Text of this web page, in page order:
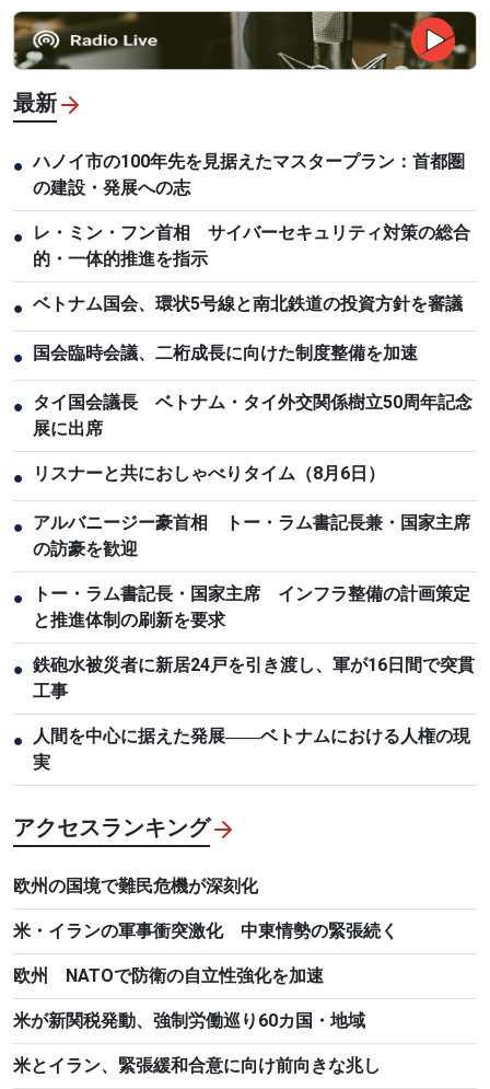
最新
● ハノイ市の100年先を見据えたマスタープラン：首都圏
の建設・発展への志
●
レ・ミン・フン首相 サイバーセキュリティ対策の総合
的・一体的推進を指示
● ベトナム国会、環状5号線と南北鉄道の投資方針を審議
● 国会臨時会議、二桁成長に向けた制度整備を加速
● タイ国会議長 ベトナム・タイ外交関係樹立50周年記念
展に出席
● リスナーと共におしゃべりタイム（8月6日）
● アルバニージー豪首相 トー・ラム書記長兼・国家主席
の訪豪を歓迎
●
トー・ラム書記長・国家主席 インフラ整備の計画策定
と推進体制の刷新を要求
● 鉄砲水被災者に新居24戸を引き渡し、軍が16日間で突貫
工事
●
人間を中心に据えた発展――ベトナムにおける人権の現
実
アクセスランキング
欧州の国境で難民危機が深刻化
米・イランの軍事衝突激化 中東情勢の緊張続く
欧州 NATOで防衛の自立性強化を加速
米が新関税発動、強制労働巡り60カ国・地域
米とイラン、緊張緩和合意に向け前向きな兆し